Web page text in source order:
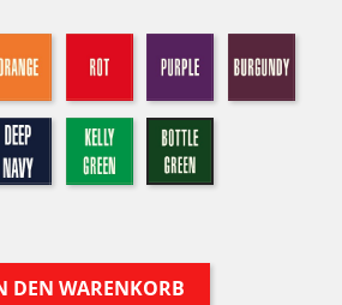
dark-
navy
kelly
green
DEN WARENKORB